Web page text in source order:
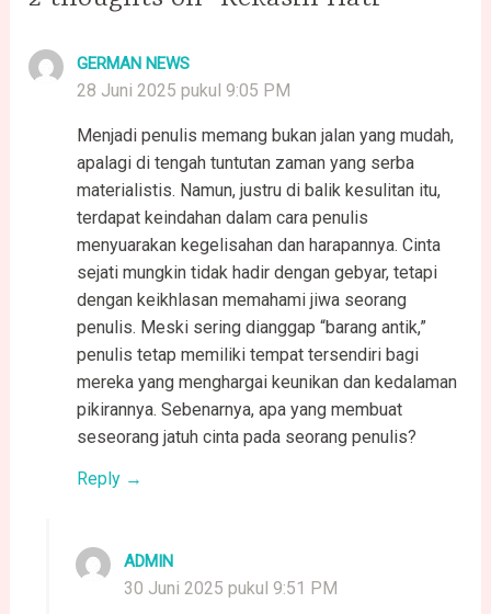
GERMAN NEWS
28 Juni 2025 pukul 9:05 PM
Menjadi penulis memang bukan jalan yang mudah,
apalagi di tengah tuntutan zaman yang serba
materialistis. Namun, justru di balik kesulitan itu,
terdapat keindahan dalam cara penulis
menyuarakan kegelisahan dan harapannya. Cinta
sejati mungkin tidak hadir dengan gebyar, tetapi
dengan keikhlasan memahami jiwa seorang
penulis. Meski sering dianggap “barang antik,”
penulis tetap memiliki tempat tersendiri bagi
mereka yang menghargai keunikan dan kedalaman
pikirannya. Sebenarnya, apa yang membuat
seseorang jatuh cinta pada seorang penulis?
Reply
ADMIN
30 Juni 2025 pukul 9:51 PM